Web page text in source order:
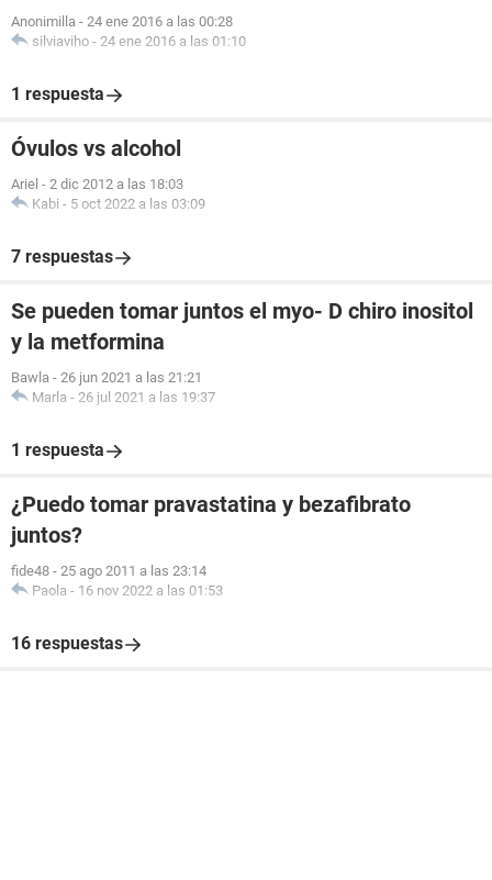
Anonimilla - 24 ene 2016 a las 00:28
silviaviho - 24 ene 2016 a las 01:10
1 respuesta
Óvulos vs alcohol
Ariel - 2 dic 2012 a las 18:03
Kabi - 5 oct 2022 a las 03:09
7 respuestas
Se pueden tomar juntos el myo- D chiro inositol
y la metformina
Bawla - 26 jun 2021 a las 21:21
Marla - 26 jul 2021 a las 19:37
1 respuesta
¿Puedo tomar pravastatina y bezafibrato
juntos?
fide48 - 25 ago 2011 a las 23:14
Paola - 16 nov 2022 a las 01:53
16 respuestas